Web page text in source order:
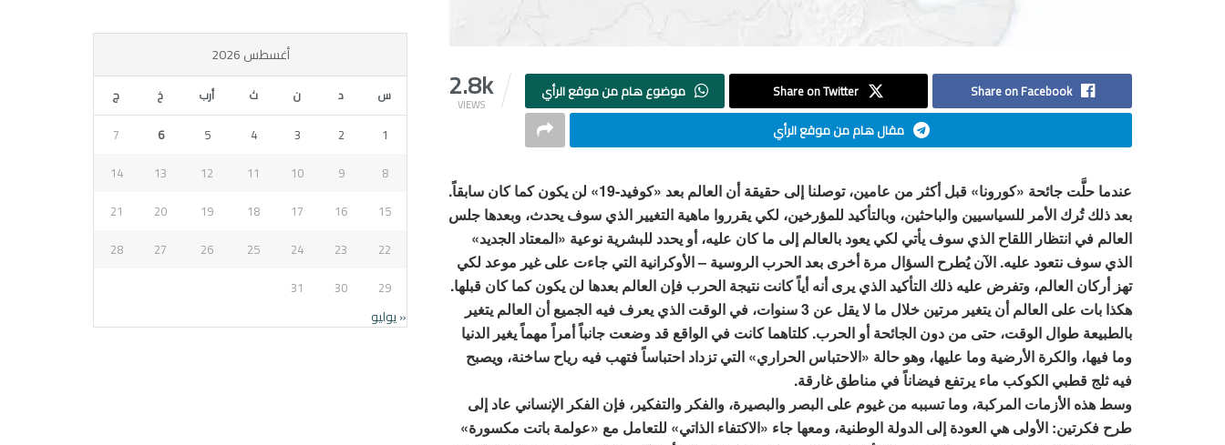
2.8k
VIEWS
Share on Facebook
Share on Twitter
موضوع هام من موقع الرأي
مقال هام من موقع الرأي
عندما حلَّت جائحة «كورونا» قبل أكثر من عامين، توصلنا إلى حقيقة أن العالم بعد «كوفيد-19» لن يكون كما كان سابقاً.
بعد ذلك تُرك الأمر للسياسيين والباحثين، وبالتأكيد للمؤرخين، لكي يقرروا ماهية التغيير الذي سوف يحدث، وبعدها جلس
العالم في انتظار اللقاح الذي سوف يأتي لكي يعود بالعالم إلى ما كان عليه، أو يحدد للبشرية نوعية «المعتاد الجديد»
الذي سوف نتعود عليه. الآن يُطرح السؤال مرة أخرى بعد الحرب الروسية – الأوكرانية التي جاءت على غير موعد لكي
تهز أركان العالم، وتفرض عليه ذلك التأكيد الذي يرى أنه أياً كانت نتيجة الحرب فإن العالم بعدها لن يكون كما كان قبلها.
هكذا بات على العالم أن يتغير مرتين خلال ما لا يقل عن 3 سنوات، في الوقت الذي يعرف فيه الجميع أن العالم يتغير
بالطبيعة طوال الوقت، حتى من دون الجائحة أو الحرب. كلتاهما كانت في الواقع قد وضعت جانباً أمراً مهماً يغير الدنيا
وما فيها، والكرة الأرضية وما عليها، وهو حالة «الاحتباس الحراري» التي تزداد احتباساً فتهب فيه رياح ساخنة، ويصبح
فيه ثلج قطبي الكوكب ماء يرتفع فيضاناً في مناطق غارقة.
وسط هذه الأزمات المركبة، وما تسببه من غيوم على البصر والبصيرة، والفكر والتفكير، فإن الفكر الإنساني عاد إلى
طرح فكرتين: الأولى هي العودة إلى الدولة الوطنية، ومعها جاء «الاكتفاء الذاتي» للتعامل مع «عولمة باتت مكسورة»
أغسطس 2026
س د ن ث أرب خ ج
1
2
3
4
5
6
7
8
9
10
11
12
13
14
15
16
17
18
19
20
21
22
23
24
25
26
27
28
29
30
31
« يوليو